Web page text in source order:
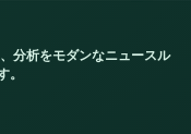
分析をモダンなニュースル
。